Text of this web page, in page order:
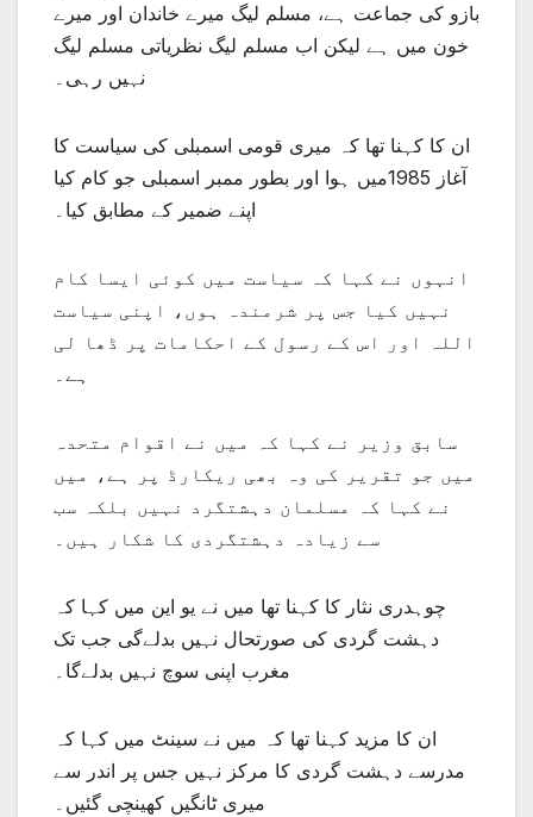
بازو کی جماعت ہے، مسلم لیگ میرے خاندان اور میرے
خون میں ہے لیکن اب مسلم لیگ نظریاتی مسلم لیگ
نہیں رہی۔
ان کا کہنا تھا کہ میری قومی اسمبلی کی سیاست کا
آغاز 1985میں ہوا اور بطور ممبر اسمبلی جو کام کیا
اپنے ضمیر کے مطابق کیا۔
انہوں نے کہا کہ سیاست میں کوئی ایسا کام
نہیں کیا جس پر شرمندہ ہوں، اپنی سیاست
اللہ اور اس کے رسول کے احکامات پر ڈھا لی
ہے۔
سابق وزیر نے کہا کہ میں نے اقوام متحدہ
میں جو تقریر کی وہ بھی ریکارڈ پر ہے، میں
نے کہا کہ مسلمان دہشتگرد نہیں بلکہ سب
سے زیادہ دہشتگردی کا شکار ہیں۔
چوہدری نثار کا کہنا تھا میں نے یو این میں کہا کہ
دہشت گردی کی صورتحال نہیں بدلےگی جب تک
مغرب اپنی سوچ نہیں بدلےگا۔
ان کا مزید کہنا تھا کہ میں نے سینٹ میں کہا کہ
مدرسے دہشت گردی کا مرکز نہیں جس پر اندر سے
میری ٹانگیں کھینچی گئیں۔